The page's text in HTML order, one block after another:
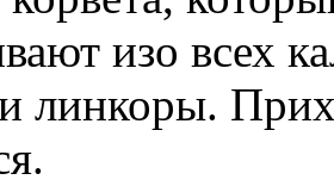
изо всех
линкоры.